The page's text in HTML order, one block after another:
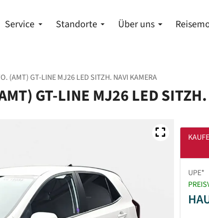
Service Standorte Über uns
(AMT) GT-LINE MJ26 LED SITZH. NAVI KAMERA
GT-LINE MJ26 LED
UPE*